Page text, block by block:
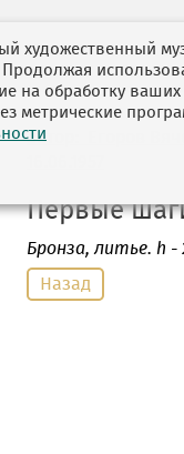
автор: Егоров
Первые
Бронза, литье. h -
Назад
художественный
на обработку ваших
метрические